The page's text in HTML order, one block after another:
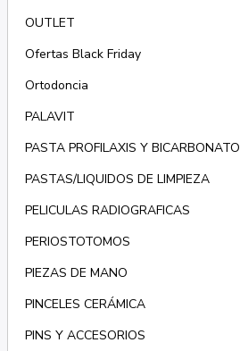
OUTLET
Ofertas Black Friday
Ortodoncia
PALAVIT
PASTA PROFILAXIS Y BICARBONATO
PASTAS/LIQUIDOS DE LIMPIEZA
PELICULAS RADIOGRAFICAS
PERIOSTOTOMOS
PIEZAS DE MANO
PINCELES CERÁMICA
PINS Y ACCESORIOS